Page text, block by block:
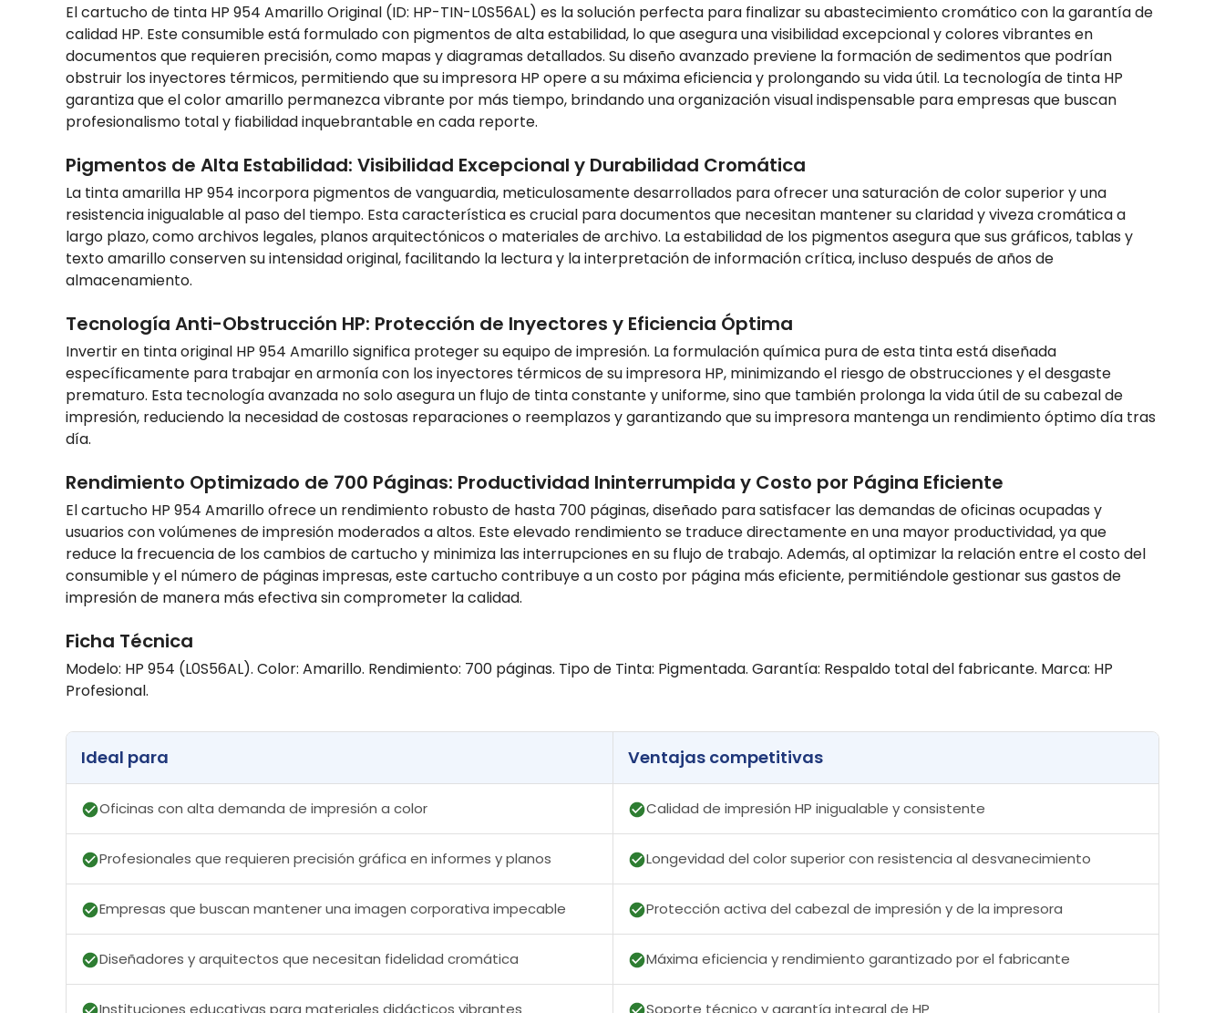
El cartucho de tinta HP 954 Amarillo Original (ID: HP-TIN-L0S56AL) es la solución perfecta para finalizar su abastecimiento cromático con la garantía de
calidad HP. Este consumible está formulado con pigmentos de alta estabilidad, lo que asegura una visibilidad excepcional y colores vibrantes en
documentos que requieren precisión, como mapas y diagramas detallados. Su diseño avanzado previene la formación de sedimentos que podrían
obstruir los inyectores térmicos, permitiendo que su impresora HP opere a su máxima eficiencia y prolongando su vida útil. La tecnología de tinta HP
garantiza que el color amarillo permanezca vibrante por más tiempo, brindando una organización visual indispensable para empresas que buscan
profesionalismo total y fiabilidad inquebrantable en cada reporte.
Pigmentos de Alta Estabilidad: Visibilidad Excepcional y Durabilidad Cromática
La tinta amarilla HP 954 incorpora pigmentos de vanguardia, meticulosamente desarrollados para ofrecer una saturación de color superior y una
resistencia inigualable al paso del tiempo. Esta característica es crucial para documentos que necesitan mantener su claridad y viveza cromática a
largo plazo, como archivos legales, planos arquitectónicos o materiales de archivo. La estabilidad de los pigmentos asegura que sus gráficos, tablas y
texto amarillo conserven su intensidad original, facilitando la lectura y la interpretación de información crítica, incluso después de años de
almacenamiento.
Tecnología Anti-Obstrucción HP: Protección de Inyectores y Eficiencia Óptima
Invertir en tinta original HP 954 Amarillo significa proteger su equipo de impresión. La formulación química pura de esta tinta está diseñada
específicamente para trabajar en armonía con los inyectores térmicos de su impresora HP, minimizando el riesgo de obstrucciones y el desgaste
prematuro. Esta tecnología avanzada no solo asegura un flujo de tinta constante y uniforme, sino que también prolonga la vida útil de su cabezal de
impresión, reduciendo la necesidad de costosas reparaciones o reemplazos y garantizando que su impresora mantenga un rendimiento óptimo día tras
día.
Rendimiento Optimizado de 700 Páginas: Productividad Ininterrumpida y Costo por Página Eficiente
El cartucho HP 954 Amarillo ofrece un rendimiento robusto de hasta 700 páginas, diseñado para satisfacer las demandas de oficinas ocupadas y
usuarios con volúmenes de impresión moderados a altos. Este elevado rendimiento se traduce directamente en una mayor productividad, ya que
reduce la frecuencia de los cambios de cartucho y minimiza las interrupciones en su flujo de trabajo. Además, al optimizar la relación entre el costo del
consumible y el número de páginas impresas, este cartucho contribuye a un costo por página más eficiente, permitiéndole gestionar sus gastos de
impresión de manera más efectiva sin comprometer la calidad.
Ficha Técnica
Modelo: HP 954 (L0S56AL). Color: Amarillo. Rendimiento: 700 páginas. Tipo de Tinta: Pigmentada. Garantía: Respaldo total del fabricante. Marca: HP
Profesional.
Ideal para Ventajas competitivas
Oficinas con alta demanda de impresión a color Calidad de impresión HP inigualable y consistente
Profesionales que requieren precisión gráfica en informes y planos Longevidad del color superior con resistencia al desvanecimiento
Empresas que buscan mantener una imagen corporativa impecable Protección activa del cabezal de impresión y de la impresora
Diseñadores y arquitectos que necesitan fidelidad cromática Máxima eficiencia y rendimiento garantizado por el fabricante
Instituciones educativas para materiales didácticos vibrantes Soporte técnico y garantía integral de HP